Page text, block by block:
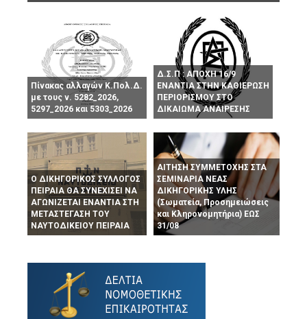
Πίνακας αλλαγών Κ.Πολ.Δ.
με τους ν. 5282_2026,
5297_2026 και 5303_2026
Δ.Σ.Π : ΑΠΟΧΗ 16/9
ΕΝΑΝΤΙΑ ΣΤΗΝ ΚΑΘΙΕΡΩΣΗ
ΠΕΡΙΟΡΙΣΜΟΥ ΣΤΟ
ΔΙΚΑΙΩΜΑ ΑΝΑΙΡΕΣΗΣ
Ο ΔΙΚΗΓΟΡΙΚΟΣ ΣΥΛΛΟΓΟΣ
ΠΕΙΡΑΙΑ ΘΑ ΣΥΝΕΧΙΣΕΙ ΝΑ
ΑΓΩΝΙΖΕΤΑΙ ΕΝΑΝΤΙΑ ΣΤΗ
ΜΕΤΑΣΤΕΓΑΣΗ ΤΟΥ
ΝΑΥΤΟΔΙΚΕΙΟΥ ΠΕΙΡΑΙΑ
ΑΙΤΗΣΗ ΣΥΜΜΕΤΟΧΗΣ ΣΤΑ
ΣΕΜΙΝΑΡΙΑ ΝΕΑΣ
ΔΙΚΗΓΟΡΙΚΗΣ ΥΛΗΣ
(Σωματεία, Προσημειώσεις
και Κληρονομητήρια) ΕΩΣ
31/08